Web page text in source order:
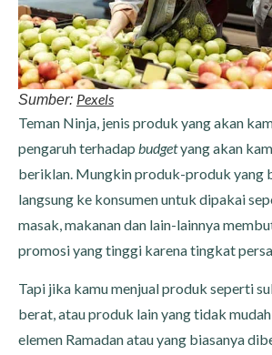
Sumber: Pexels
Teman Ninja, jenis produk yang akan
pengaruh terhadap budgetyang akan
beriklan. Mungkin produk-produk yang
langsung ke konsumen untuk dipakai
masak, makanan dan lain-lainnya
promosi yang tinggi karena tingkat
Tapi jika kamu menjual produk seperti
berat, atau produk lain yang tidak
elemen Ramadan atau yang biasanya